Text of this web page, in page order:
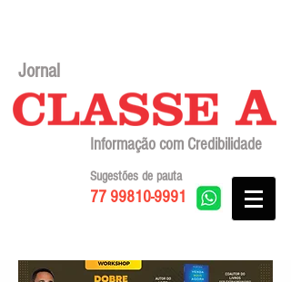
Jornal
Informação com Credibilidade
77 99810-9991
Sugestões de pauta